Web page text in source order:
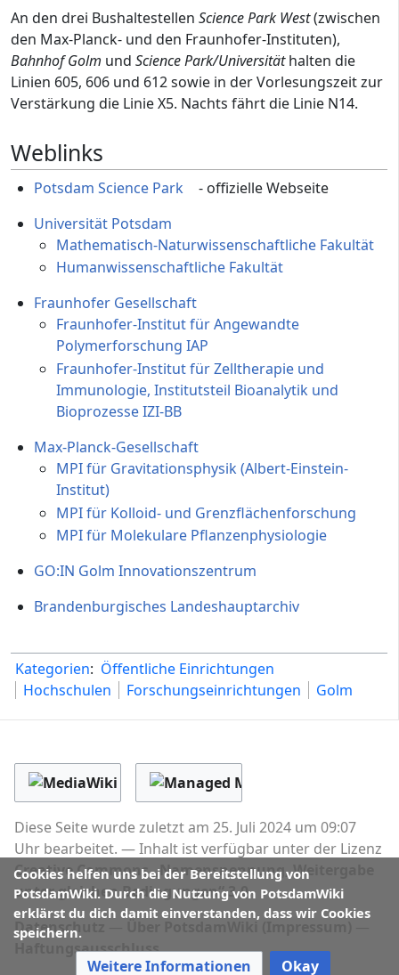
An den drei Bushaltestellen Science Park West(zwischen
den Max-Planck- und den Fraunhofer-Instituten),
Bahnhof Golm und Science Park/Universitäthalten die
Linien 605, 606 und 612 sowie in der Vorlesungszeit zur
Verstärkung die Linie X5. Nachts fährt die Linie N14.
Weblinks
Potsdam Science Park
- offizielle Webseite
Universität Potsdam
Mathematisch-Naturwissenschaftliche Fakultät
Humanwissenschaftliche Fakultät
Fraunhofer Gesellschaft
Fraunhofer-Institut für Angewandte
Polymerforschung IAP
Fraunhofer-Institut für Zelltherapie und
Immunologie, Institutsteil Bioanalytik und
Bioprozesse IZI-BB
Max-Planck-Gesellschaft
MPI für Gravitationsphysik (Albert-Einstein-
Institut)
MPI für Kolloid- und Grenzflächenforschung
MPI für Molekulare Pflanzenphysiologie
GO:IN Golm Innovationszentrum
Brandenburgisches Landeshauptarchiv
Kategorien: Öffentliche Einrichtungen
Hochschulen
Forschungseinrichtungen Golm
Cookies helfen uns bei der Bereitstellung von
PotsdamWiki. Durch die Nutzung von PotsdamWiki
erklärst du dich damit einverstanden, dass wir Cookies
speichern.
Weitere Informationen Okay
Diese Seite wurde zuletzt am 25. Juli 2024 um 09:07
Uhr bearbeitet.
Inhalt ist verfügbar unter der Lizenz
Creative Commons „Namensnennung, Weitergabe
unter gleichen Bedingungen“ 3.0.
Datenschutz
Haftungsausschluss